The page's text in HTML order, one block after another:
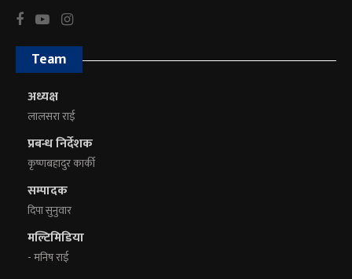
Team
अध्यक्ष
लालसरा राई
प्रबन्ध निर्देशक
कृष्णबहादुर कार्की
सम्पादक
दिपा सुनुवार
मल्टिमिडिया
- मनिष राई